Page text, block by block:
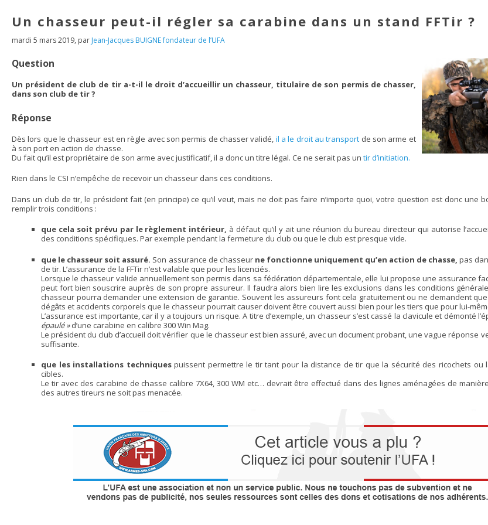
Un chasseur peut-il régler sa carabine dans un stand FFTir ?
mardi 5 mars 2019, par Jean-Jacques BUIGNE fondateur de l’UFA
Question
Un président de club de tir a-t-il le droit d’accueillir un chasseur, titulaire de son permis de chasser,
dans son club de tir ?
Réponse
Dès lors que le chasseur est en règle avec son permis de chasser validé, il a le droit au transport de son arme et
à son port en action de chasse.
Du fait qu’il est propriétaire de son arme avec justificatif, il a donc un titre légal. Ce ne serait pas un tir d’initiation.
Rien dans le CSI n’empêche de recevoir un chasseur dans ces conditions.
Dans un club de tir, le président fait (en principe) ce qu’il veut, mais ne doit pas faire n’importe quoi, votre question est donc une
remplir trois conditions :
que cela soit prévu par le règlement intérieur, à défaut qu’il y ait une réunion du bureau directeur qui autorise
des conditions spécifiques. Par exemple pendant la fermeture du club ou que le club est presque vide.
que le chasseur soit assuré. Son assurance de chasseur ne fonctionne uniquement qu’en action de chasse, pas
de tir. L’assurance de la FFTir n’est valable que pour les licenciés.
Lorsque le chasseur valide annuellement son permis dans sa fédération départementale, elle lui propose une assurance
peut fort bien souscrire auprès de son propre assureur. Il faudra alors bien lire les exclusions dans les conditions
chasseur pourra demander une extension de garantie. Souvent les assureurs font cela gratuitement ou ne demandent
dégâts et accidents corporels que le chasseur pourrait causer doivent être couvert aussi bien pour les tiers que pour lui-
L’assurance est importante, car il y a toujours un risque. A titre d’exemple, un chasseur s’est cassé la clavicule et démonté
épaulé »d’une carabine en calibre 300 Win Mag.
Le président du club d’accueil doit vérifier que le chasseur est bien assuré, avec un document probant, une vague réponse
suffisante.
que les installations techniquespuissent permettre le tir tant pour la distance de tir que la sécurité des ricochets ou
cibles.
Le tir avec des carabine de chasse calibre 7X64, 300 WM etc… devrait être effectué dans des lignes aménagées de
des autres tireurs ne soit pas menacée.